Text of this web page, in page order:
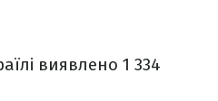
виявлено 1 334